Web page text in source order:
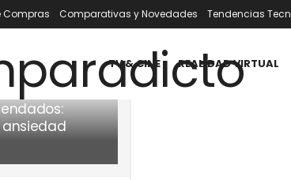
Filtrar
Compras Comparativas y Novedades Tendencias
TV & CINE REALIDAD VIRTUAL